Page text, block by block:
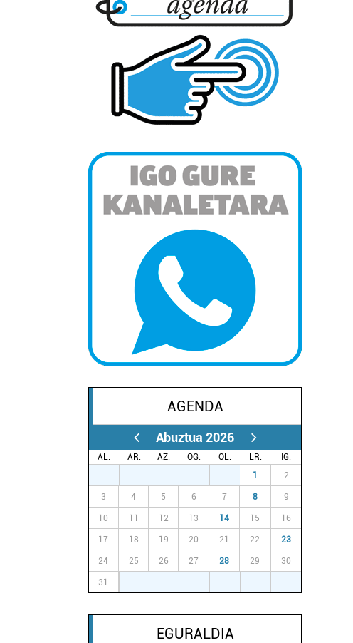
AGENDA
Abuztua 2026
AL. AR. AZ. OG. OL. LR.
IG.
1 2
3 4 5 6 7 8 9
10 11 12 13 14 15 16
17 18 19 20 21 22 23
24 25 26 27 28 29 30
31
EGURALDIA